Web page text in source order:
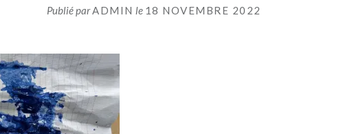
Publié parADMIN le 18 NOVEMBRE 2022